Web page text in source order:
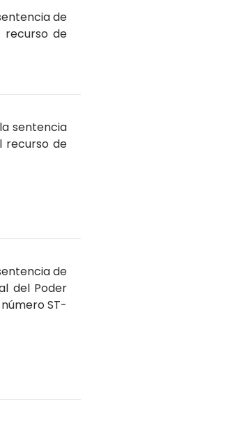
de
recurso de
sentencia
recurso de
de
del Poder
ST-